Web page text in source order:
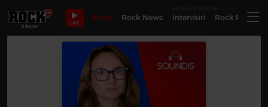
LIVE
Bilete Rock News Interviuri Rock